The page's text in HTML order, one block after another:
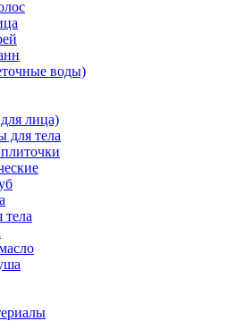
воды)
лица)
для тела